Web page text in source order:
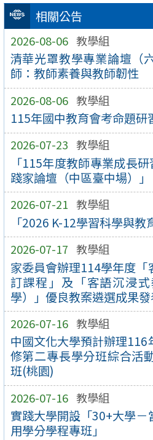
相關公告
2026-08-06 教學組
清華光罩教學專業論壇（
師：教師素養與教師韌性
2026-08-06 教學組
115年國中教育會考命題研
2026-07-23 教學組
「115年度教師專業成長
踐家論壇（中區臺中場）」
2026-07-21 教學組
「2026 K-12學習科學與教
2026-07-17 教學組
家委員會辦理114學年度
訂課程」及「客語沉浸
學）」優良教案遴選成果
2026-07-16 教學組
中國文化大學預計辦理
修第二專長學分班綜合活
班(桃園)
2026-07-16 教學組
實踐大學開設「30+大學
用學分學程專班」